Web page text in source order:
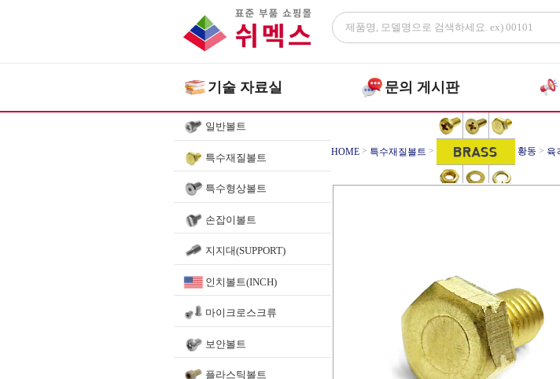
기술 자료실 문의 게시판
일반볼트
특수재질볼트
특수형상볼트
손잡이볼트
지지대(SUPPORT)
인치볼트(INCH)
마이크로스크류
보안볼트
플라스틱볼트
HOME > 특수재질볼트 > 황동 > 육